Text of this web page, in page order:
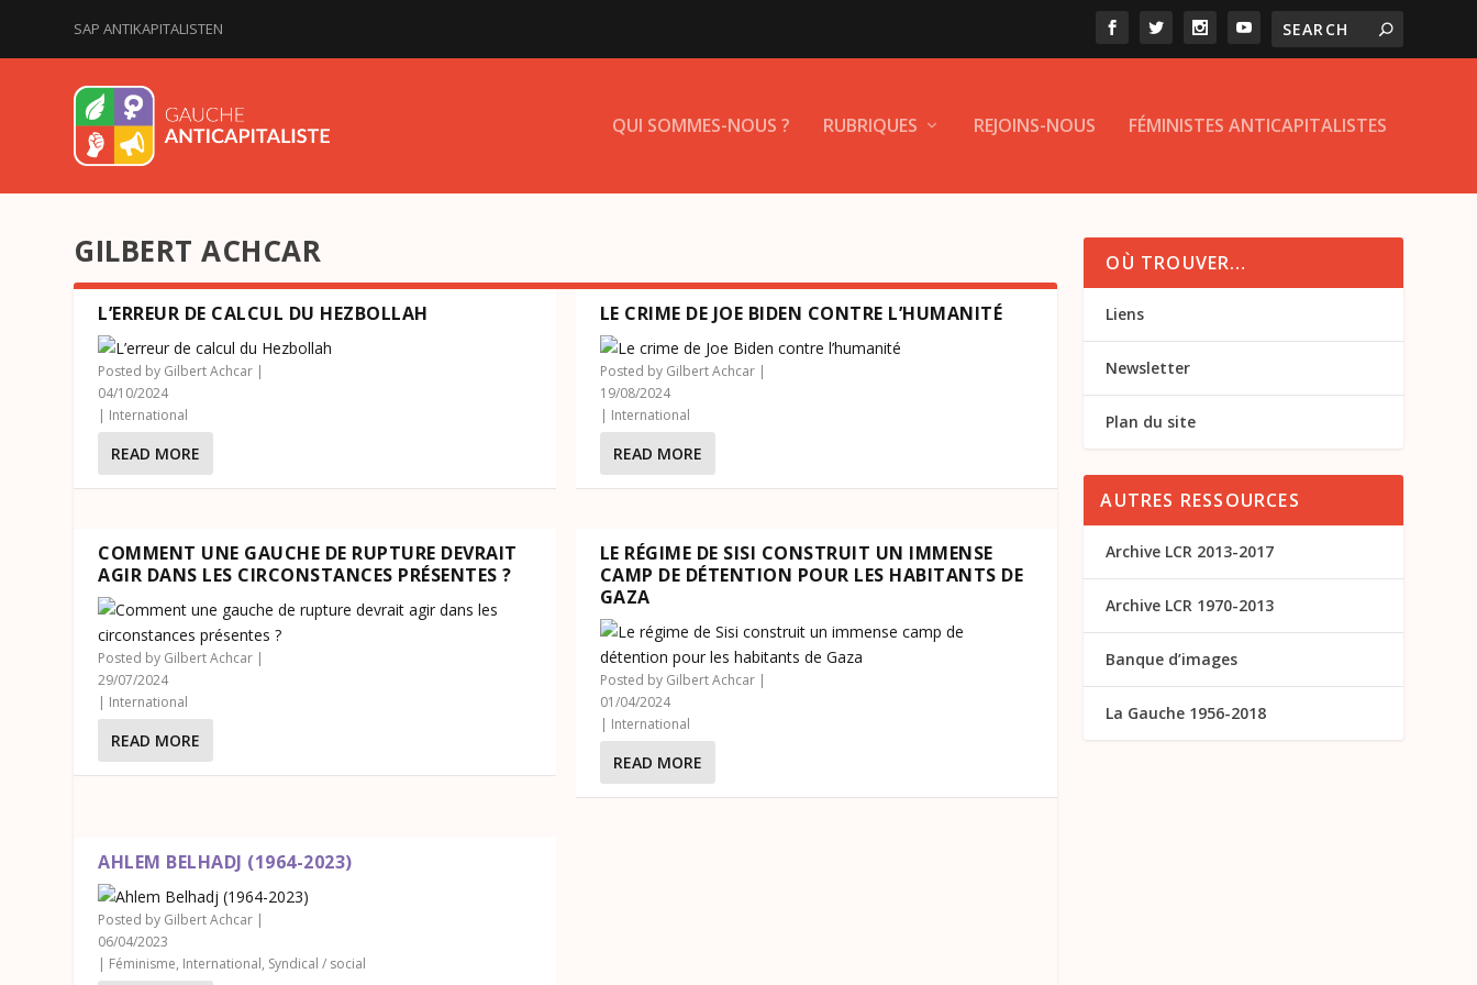
SAP ANTIKAPITALISTEN
QUI SOMMES-NOUS ? RUBRIQUES REJOINS-NOUS FÉMINISTES ANTICAPITALISTES
GILBERT ACHCAR
L’ERREUR DE CALCUL DU HEZBOLLAH
Posted by Gilbert Achcar |
04/10/2024
| International
READ MORE
LE CRIME DE JOE BIDEN CONTRE L’HUMANITÉ
Posted by Gilbert Achcar|
19/08/2024
| International
READ MORE
COMMENT UNE GAUCHE DE RUPTURE DEVRAIT
AGIR DANS LES CIRCONSTANCES PRÉSENTES ?
Posted by Gilbert Achcar |
29/07/2024
| International
READ MORE
LE RÉGIME DE SISI CONSTRUIT UN IMMENSE
CAMP DE DÉTENTION POUR LES HABITANTS DE
GAZA
Posted by Gilbert Achcar|
01/04/2024
| International
READ MORE
AHLEM BELHADJ (1964-2023)
Posted by Gilbert Achcar |
06/04/2023
| Féminisme, International, Syndical / social
OÙ TROUVER…
Liens
Newsletter
Plan du site
AUTRES RESSOURCES
Archive LCR 2013-2017
Archive LCR 1970-2013
Banque d’images
La Gauche 1956-2018